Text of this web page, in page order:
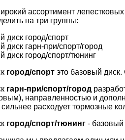
ассортимент
на три группы:
диск город/спорт
диск гарн-при/спорт/город
диск город/спорт/тюнинг
город/спорт это базовый
гарн-при/спорт/город
направленностью и
расходует тормозные
город/спорт/тюнинг - базовый